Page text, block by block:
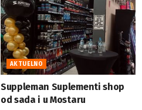
AKTUELNO
Suppleman Suplementi shop
od sada i u Mostaru